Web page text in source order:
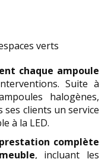
verts
chaque ampoule
Suite à
halogènes,
clients un service
à la LED.
prestation complète
, incluant les